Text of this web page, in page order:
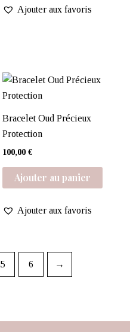
Ajouter aux favoris
Bracelet Oud Précieux
Protection
100,00 €
Ajouter au panier
Ajouter aux favoris
5 6 →